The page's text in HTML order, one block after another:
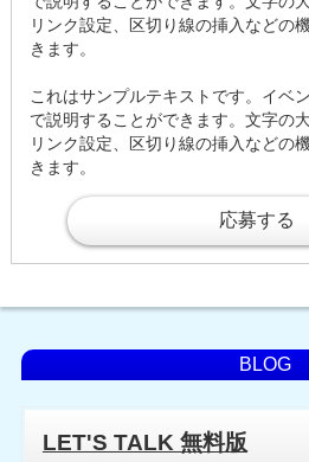
リンク設定、区切り線の挿入などの
きます。
これはサンプルテキストです。イベ
で説明することができます。文字の
リンク設定、区切り線の挿入などの
きます。
応募する
BLOG
LET'S TALK 無料版